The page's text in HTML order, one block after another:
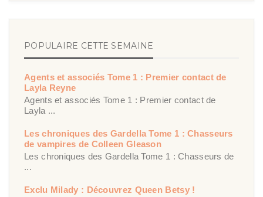
POPULAIRE CETTE SEMAINE
Agents et associés Tome 1 : Premier contact de
Layla Reyne
Agents et associés Tome 1 : Premier contact de
Layla ...
Les chroniques des Gardella Tome 1 : Chasseurs
de vampires de Colleen Gleason
Les chroniques des Gardella Tome 1 : Chasseurs de
...
Exclu Milady : Découvrez Queen Betsy !